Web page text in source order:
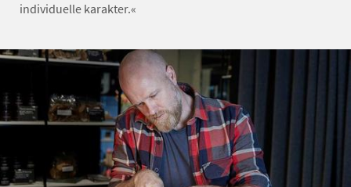
individuelle karakter.«